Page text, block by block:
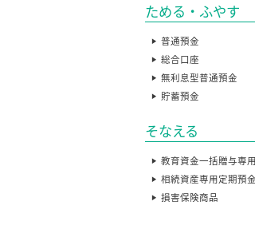
ためる・ふやす
普通預金
総合口座
無利息型普通預金
貯蓄預金
そなえる
教育資金一括贈与専
相続資産専用定期預金
損害保険商品